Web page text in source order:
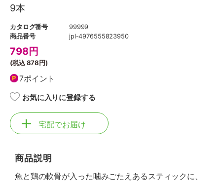
9本
カタログ番号
99999
商品番号
jpl-4976555823950
798円
(税込878円)
7ポイント
お気に入りに登録する
宅配でお届け
商品説明
魚と鶏の軟骨が入った噛みごたえあるスティックに、